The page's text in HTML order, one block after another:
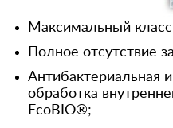
Максимальный класс
Полное отсутствие
Антибактериальная
обработка
EcoBIO®;